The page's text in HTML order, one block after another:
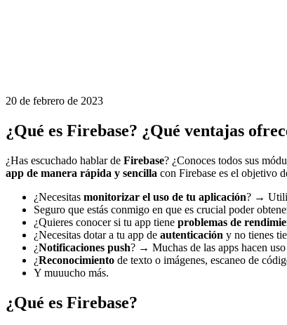
20 de febrero de 2023
¿Qué es Firebase? ¿Qué ventajas
¿Has escuchado hablar de Firebase? ¿Conoces todos sus
app de manera rápida y sencilla con Firebase es el objetivo
¿Necesitas monitorizar el uso de tu aplicación? →
Seguro que estás conmigo en que es crucial poder
¿Quieres conocer si tu app tiene problemas de
¿Necesitas dotar a tu app de autenticación y no tienes
¿Notificaciones push? → Muchas de las apps hacen
¿Reconocimiento de texto o imágenes, escaneo de
Y muuucho más.
¿Qué es Firebase?